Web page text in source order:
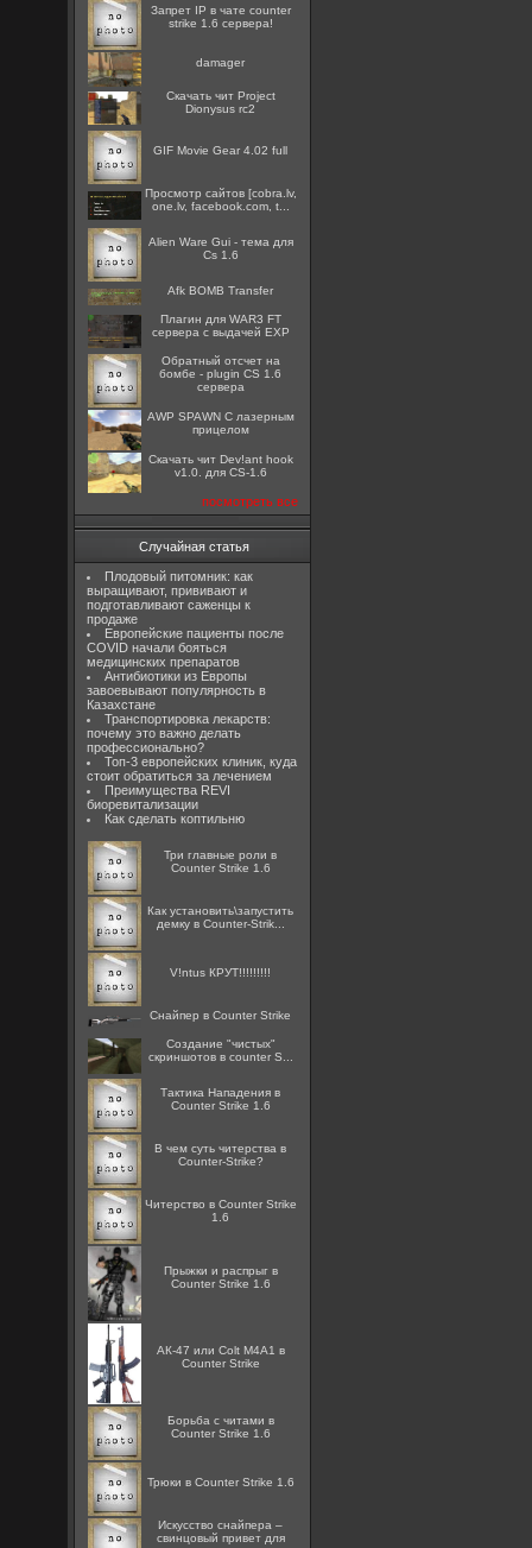
Запрет IP в чате counter
strike 1.6 сервера!
damager
Скачать чит Project
Dionysus rc2
GIF Movie Gear 4.02 full
Просмотр сайтов [cobra.lv,
one.lv, facebook.com, t...
Alien Ware Gui - тема для
Cs 1.6
Afk BOMB Transfer
Плагин для WAR3 FT
сервера с выдачей EXP
Обратный отсчет на
бомбе - plugin CS 1.6
сервера
AWP SPAWN С лазерным
прицелом
Скачать чит Dev!ant hook
v1.0. для CS-1.6
посмотреть все
Случайная статья
Плодовый питомник: как
выращивают, прививают и
подготавливают саженцы к
продаже
Европейские пациенты после
COVID начали бояться
медицинских препаратов
Антибиотики из Европы
завоевывают популярность в
Казахстане
Транспортировка лекарств:
почему это важно делать
профессионально?
Топ-3 европейских клиник, куда
стоит обратиться за лечением
Преимущества REVI
биоревитализации
Как сделать коптильню
Три главные роли в
Counter Strike 1.6
Как установить\запустить
демку в Counter-Strik...
V!ntus КРУТ!!!!!!!!!
Снайпер в Counter Strike
Создание "чистых"
скриншотов в counter S...
Тактика Нападения в
Counter Strike 1.6
В чем суть читерства в
Counter-Strike?
Читерство в Counter Strike
1.6
Прыжки и распрыг в
Counter Strike 1.6
АК-47 или Colt M4A1 в
Counter Strike
Борьба с читами в
Counter Strike 1.6
Трюки в Counter Strike 1.6
Искусство снайпера –
свинцовый привет для